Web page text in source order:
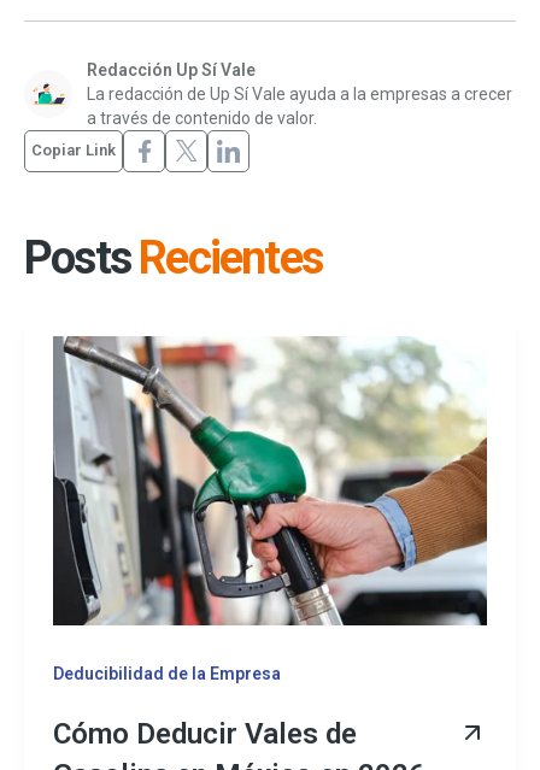
Redacción Up Sí Vale
La redacción de Up Sí Vale ayuda a la empresas a crecer
a través de contenido de valor.
Copiar Link
PostsRecientes
Deducibilidad de la Empresa
Cómo Deducir Vales de